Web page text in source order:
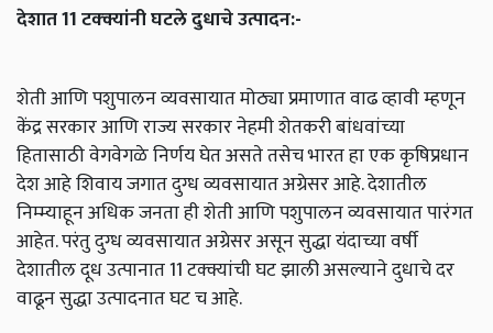
देशात 11 टक्क्यांनी घटले दुधाचे उत्पादन:-
शेती आणि पशुपालन व्यवसायात मोठ्या प्रमाणात वाढ व्हावी म्हणून
केंद्र सरकार आणि राज्य सरकार नेहमी शेतकरी बांधवांच्या
हितासाठी वेगवेगळे निर्णय घेत असते तसेच भारत हा एक कृषिप्रधान
देश आहे शिवाय जगात दुग्ध व्यवसायात अग्रेसर आहे. देशातील
निम्म्याहून अधिक जनता ही शेती आणि पशुपालन व्यवसायात पारंगत
आहेत. परंतु दुग्ध व्यवसायात अग्रेसर असून सुद्धा यंदाच्या वर्षी
देशातील दूध उत्पानात 11 टक्क्यांची घट झाली असल्याने दुधाचे दर
वाढून सुद्धा उत्पादनात घट च आहे.